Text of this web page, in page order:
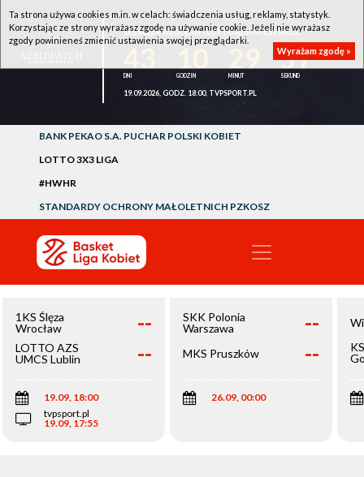
1KS ŚLĘZA WROCŁAW - LOTTO AZS UMCS LUBLIN
57
19.09.2026, GODZ. 18:00, TVPSPORT.PL
BANK PEKAO S.A. PUCHAR POLSKI KOBIET
LOTTO 3X3 LIGA
#HWHR
STANDARDY OCHRONY MAŁOLETNICH PZKOSZ
1KS Ślęza
Wrocław
--
LOTTO AZS
UMCS Lublin
--
19.09, 18:00
tvpsport.pl
19.09, 17:55
SKK Polonia
Warszawa
--
MKS Pruszków --
26.09, 00:00
Ta strona używa cookies m.in. w celach: świadczenia usług, reklamy, statystyk.
Korzystając ze strony wyrażasz zgodę na używanie cookie. Jeżeli nie wyrażasz
zgody powinieneś zmienić ustawienia swojej przeglądarki.
Wyrażam zgodę »